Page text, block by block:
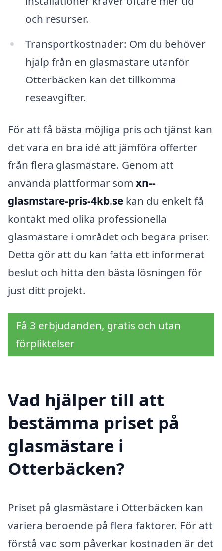
och resurser.
Transportkostnader: Om du behöver
hjälp från en glasmästare utanför
Otterbäcken kan det tillkomma
reseavgifter.
För att få bästa möjliga pris och tjänst kan
det vara en bra idé att jämföra offerter
från flera glasmästare. Genom att
använda plattformar som xn--
glasmstare-pris-4kb.se kan du enkelt få
kontakt med olika professionella
glasmästare i området och begära priser.
Detta gör att du kan fatta ett informerat
beslut och hitta den bästa lösningen för
just ditt projekt.
Få 3 erbjudanden, gratis och utan
förpliktelser
Vad hjälper till att
bestämma priset på
glasmästare i
Otterbäcken?
Priset på glasmästare i Otterbäcken kan
variera beroende på flera faktorer. För att
förstå vad som påverkar kostnaden är det